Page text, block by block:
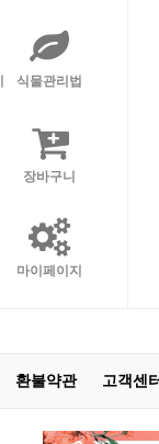
식물관리법
장바구니
마이페이지
환불약관 고객센